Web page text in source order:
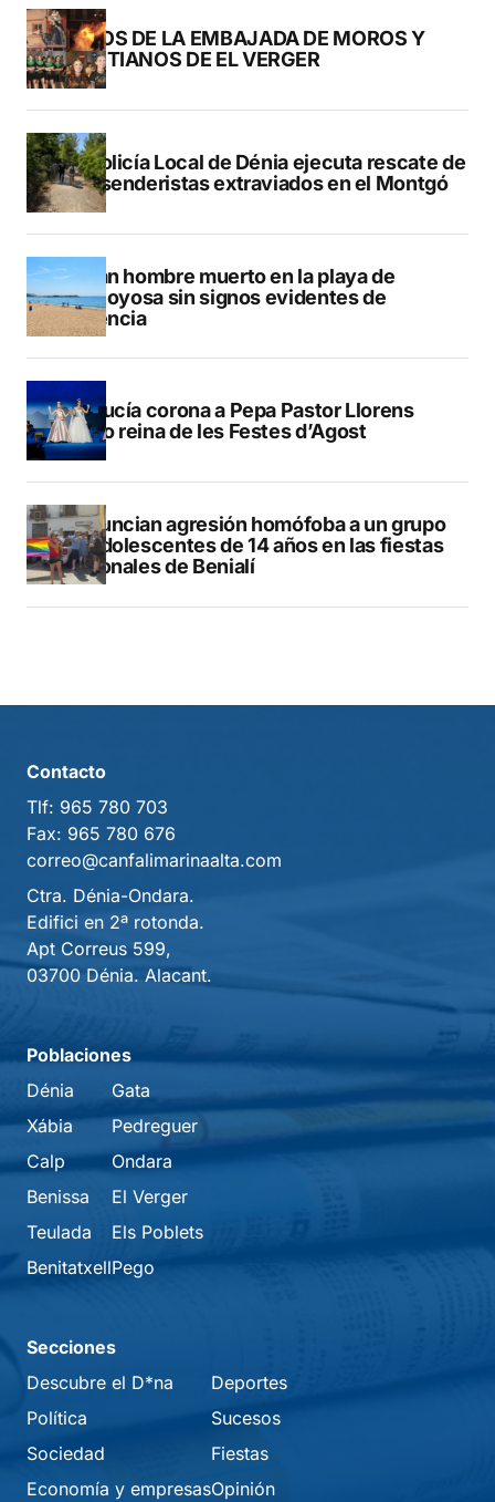
FOTOS DE LA EMBAJADA DE MOROS Y
CRISTIANOS DE EL VERGER
La Policía Local de Dénia ejecuta rescate de
dos senderistas extraviados en el Montgó
Hallan hombre muerto en la playa de
Villajoyosa sin signos evidentes de
violencia
La Nucía corona a Pepa Pastor Llorens
como reina de les Festes d’Agost
Denuncian agresión homófoba a un grupo
de adolescentes de 14 años en las fiestas
patronales de Benialí
Contacto
Tlf: 965 780 703
Fax: 965 780 676
correo@canfalimarinaalta.com
Ctra. Dénia-Ondara.
Edifici en 2ª rotonda.
Apt Correus 599,
03700 Dénia. Alacant.
Poblaciones
Dénia
Xábia
Calp
Benissa
Teulada
Benitatxell
Gata
Pedreguer
Ondara
El Verger
Els Poblets
Pego
Secciones
Descubre el D*na
Política
Sociedad
Economía y empresas
Deportes
Sucesos
Fiestas
Opinión